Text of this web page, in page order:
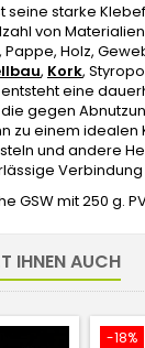
seine starke
von
Holz,
, Kork,
eine
gegen
zu einem idealen
und andere
GSW mit 250 g.
IHNEN AUCH
-18%